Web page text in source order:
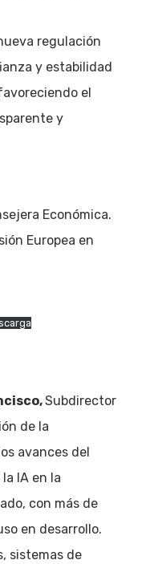
regulación
y estabilidad
el
y
Económica.
Europea en
Subdirector
de la
avances del
IA en la
con más de
en desarrollo.
sistemas de